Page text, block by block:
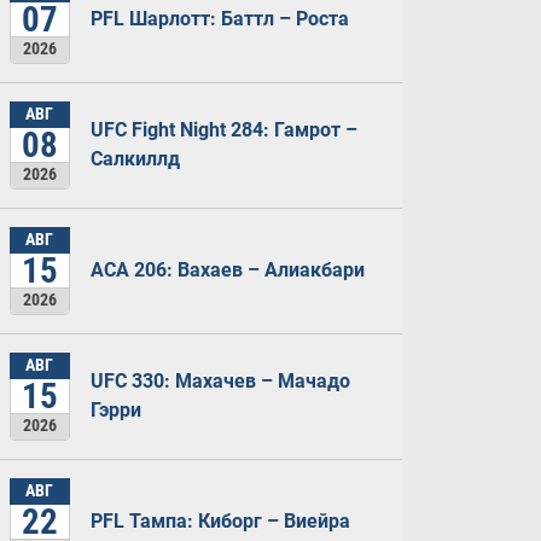
07
2026
PFL Шарлотт: Баттл – Роста
АВГ
08
2026
UFC Fight Night 284: Гамрот –
Салкиллд
АВГ
15
2026
ACA 206: Вахаев – Алиакбари
АВГ
15
2026
UFC 330: Махачев – Мачадо
Гэрри
АВГ
22 PFL Тампа: Киборг – Виейра